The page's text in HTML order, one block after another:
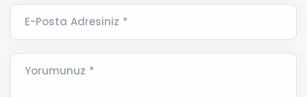
E-Posta Adresiniz *
Yorumunuz *